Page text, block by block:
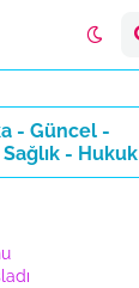
- Güncel -
- Hukuk